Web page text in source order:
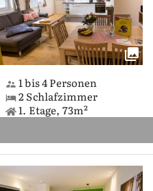
1 bis 4 Personen
2 Schlafzimmer
1. Etage, 73m²